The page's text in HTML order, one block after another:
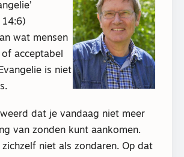
14:6)
wat mensen
acceptabel
is niet
dat je vandaag niet meer
van zonden kunt aankomen.
zichzelf niet als zondaren. Op dat